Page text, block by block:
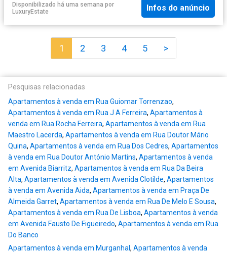
Disponibilizado há uma semana por
LuxuryEstate
Infos do anúncio
1 2 3 4 5 >
Pesquisas relacionadas
Apartamentos à venda em Rua Guiomar Torrenzao,
Apartamentos à venda em Rua J A Ferreira, Apartamentos à
venda em Rua Rocha Ferreira, Apartamentos à venda em Rua
Maestro Lacerda, Apartamentos à venda em Rua Doutor Mário
Quina, Apartamentos à venda em Rua Dos Cedres, Apartamentos
à venda em Rua Doutor António Martins, Apartamentos à venda
em Avenida Biarritz, Apartamentos à venda em Rua Da Beira
Alta, Apartamentos à venda em Avenida Clotilde, Apartamentos
à venda em Avenida Aida, Apartamentos à venda em Praça De
Almeida Garret, Apartamentos à venda em Rua De Melo E Sousa,
Apartamentos à venda em Rua De Lisboa, Apartamentos à venda
em Avenida Fausto De Figueiredo, Apartamentos à venda em Rua
Do Banco
Apartamentos à venda em Murganhal, Apartamentos à venda